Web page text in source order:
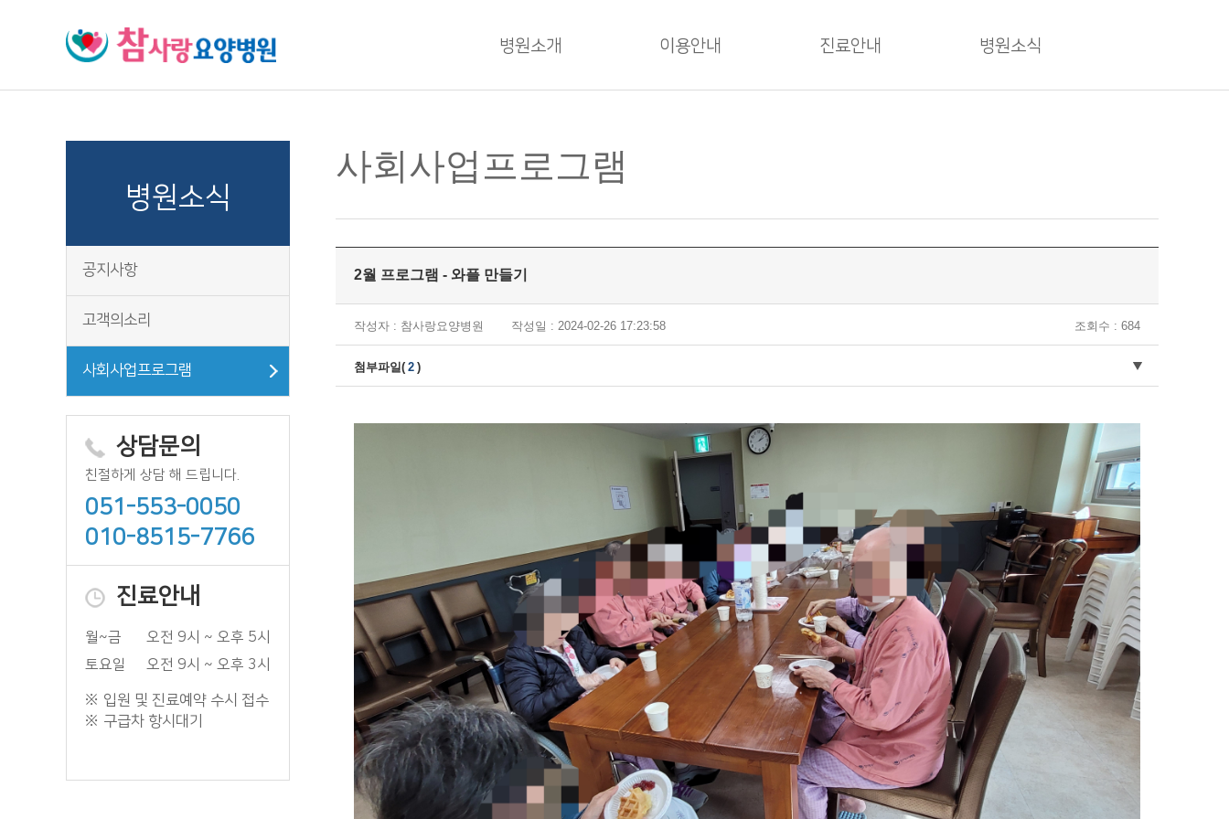
병원소개 이용안내 진료안내 병원소식
병원소식
공지사항
고객의소리
사회사업프로그램
상담문의
친절하게 상담 해 드립니다.
051-553-0050
010-8515-7766
진료안내
월~금
오전 9시 ~ 오후 5시
토요일
오전 9시 ~ 오후 3시
입원 및 진료예약 수시 접수
구급차 항시대기
사회사업프로그램
2월 프로그램 - 와플 만들기
작성자 : 참사랑요양병원 작성일 : 2024-02-26 17:23:58 조회수 : 684
첨부파일( 2 )